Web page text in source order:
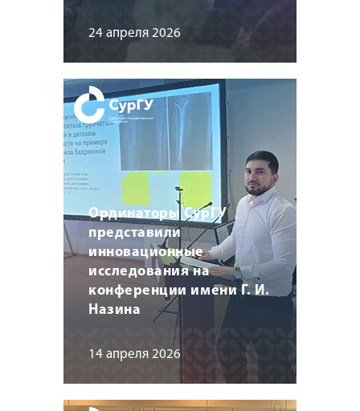
24 апреля 2026
Ординаторы СурГУ
представили
инновационные
исследования на
конференции имени Г. И.
Назина
14 апреля 2026